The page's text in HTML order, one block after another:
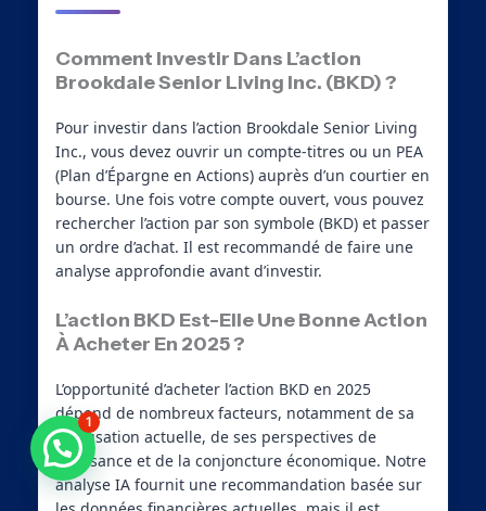
Comment Investir Dans L’action
Brookdale Senior Living Inc. (BKD) ?
Pour investir dans l’action Brookdale Senior Living
Inc., vous devez ouvrir un compte-titres ou un PEA
(Plan d’Épargne en Actions) auprès d’un courtier en
bourse. Une fois votre compte ouvert, vous pouvez
rechercher l’action par son symbole (BKD) et passer
un ordre d’achat. Il est recommandé de faire une
analyse approfondie avant d’investir.
L’action BKD Est-Elle Une Bonne Action
À Acheter En 2025 ?
L’opportunité d’acheter l’action BKD en 2025
dépend de nombreux facteurs, notamment de sa
valorisation actuelle, de ses perspectives de
croissance et de la conjoncture économique. Notre
analyse IA fournit une recommandation basée sur
Besoin d'aide ?
1